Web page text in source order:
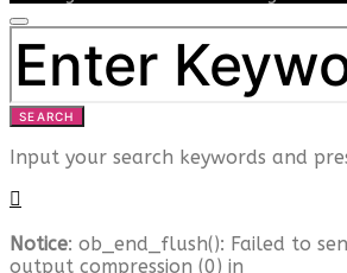
SEARCH
FOR:
SEARCH
Input your search keywords and
Notice: ob_end_flush(): Failed to
output compression (0) in